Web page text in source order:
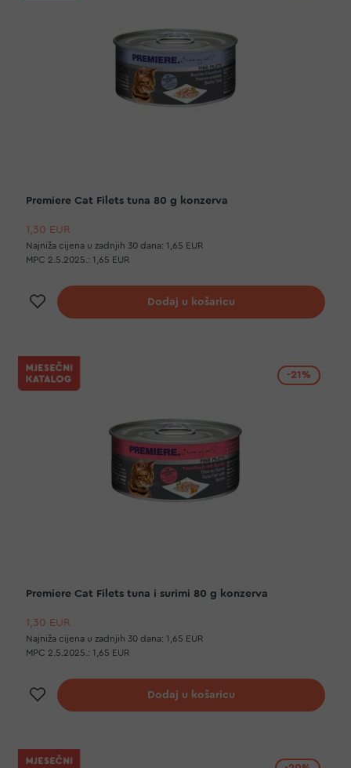
Premiere Cat Filets tuna 80 g konzerva
1,30 EUR
Najniža cijena u zadnjih 30 dana: 1,65 EUR
MPC 2.5.2025.: 1,65 EUR
Dodaj na listu želja
Dodaj u košaricu
-21%
Premiere Cat Filets tuna i surimi 80 g konzerva
1,30 EUR
Najniža cijena u zadnjih 30 dana: 1,65 EUR
MPC 2.5.2025.: 1,65 EUR
Dodaj na listu želja
Dodaj u košaricu